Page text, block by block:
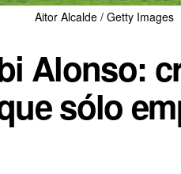
Aitor Alcalde / Getty Images
Alonso:
sólo